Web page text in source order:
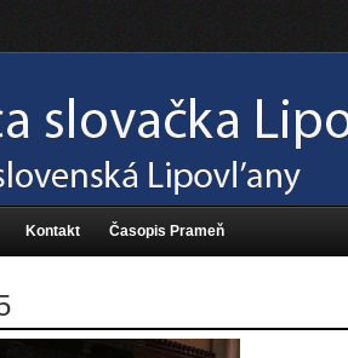
Kontakt Časopis Prameň